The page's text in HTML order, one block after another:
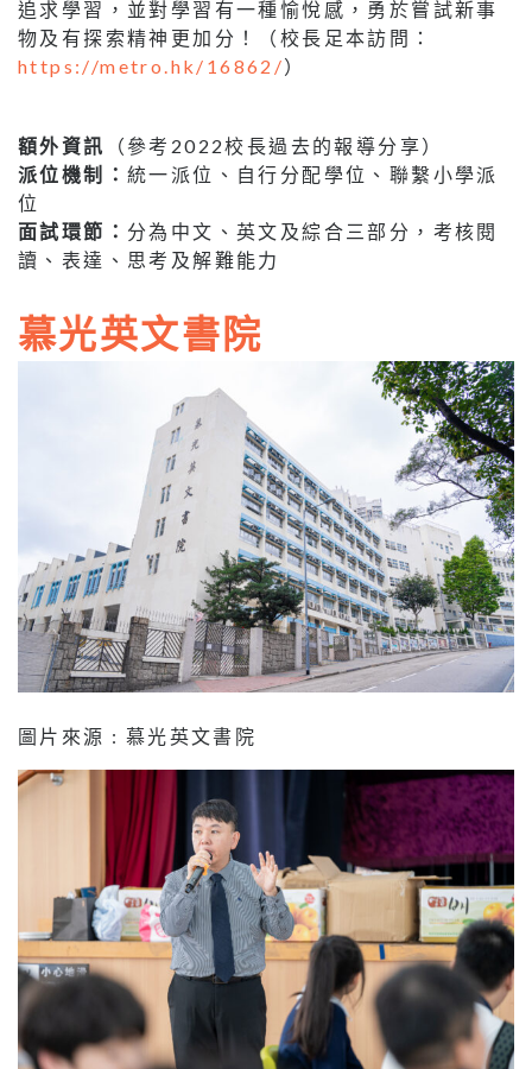
追求學習，並對學習有一種愉悅感，勇於嘗試新事
物及有探索精神更加分！（校長足本訪問：
https://metro.hk/16862/）
額外資訊
（參考2022校長過去的報導分享）
派位機制： 統一派位、自行分配學位、聯繫小學派
位
面試環節： 分為中文、英文及綜合三部分，考核閱
讀、表達、思考及解難能力
慕光英文書院
圖片來源 : 慕光英文書院